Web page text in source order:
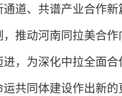
道、共谱产业合作新
推动河南同拉美合作
，为深化中拉全面合
共同体建设作出新的